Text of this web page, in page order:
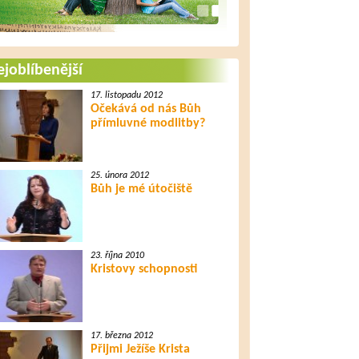
17. listopadu 2012
Očekává od nás Bůh
přímluvné modlitby?
25. února 2012
Bůh je mé útočiště
23. října 2010
Kristovy schopnosti
17. března 2012
Přijmi Ježíše Krista